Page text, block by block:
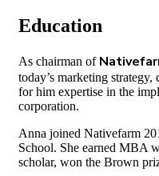
Education
As chairman of
today’s marketing
for him expertise in the
corporation.
Anna joined Nativefarm
School. She earned MBA
scholar, won the Brown